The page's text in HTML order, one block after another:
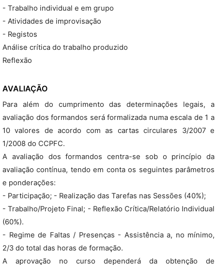
- Trabalho individual e em grupo
- Atividades de improvisação
- Registos
Análise crítica do trabalho produzido
Reflexão
AVALIAÇÃO
Para além do cumprimento das determinações legais, a
avaliação dos formandos será formalizada numa escala de 1 a
10 valores de acordo com as cartas circulares 3/2007 e
1/2008 do CCPFC.
A avaliação dos formandos centra-se sob o princípio da
avaliação contínua, tendo em conta os seguintes parâmetros
e ponderações:
- Participação; - Realização das Tarefas nas Sessões (40%);
- Trabalho/Projeto Final; - Reflexão Crítica/Relatório Individual
(60%).
- Regime de Faltas / Presenças - Assistência a, no mínimo,
2/3 do total das horas de formação.
A aprovação no curso dependerá da obtenção de